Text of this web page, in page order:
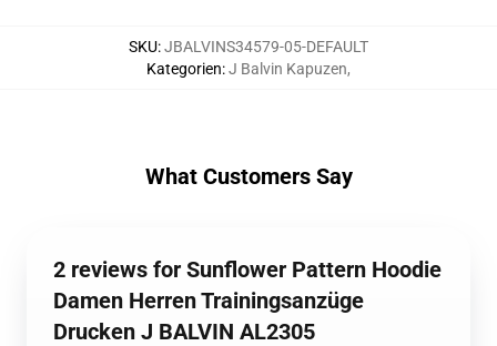
SKU:JBALVINS34579-05-DEFAULT
Kategorien:J Balvin Kapuzen,
What Customers Say
2 reviews for Sunflower Pattern Hoodie
Damen Herren Trainingsanzüge
Drucken J BALVIN AL2305